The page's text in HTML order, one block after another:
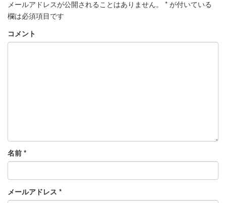
メールアドレスが公開されることはありません。 * が付いている
欄は必須項目です
コメント
名前 *
メールアドレス *